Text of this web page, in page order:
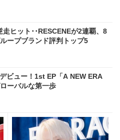
走ヒット･･RESCENEが2連覇、8
ープブランド評判トップ5
ビュー！1st EP「A NEW ERA
ーバルな第一歩